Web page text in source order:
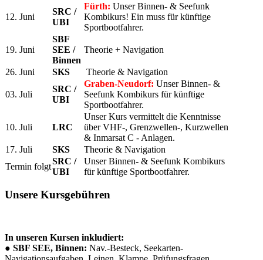
12. Juni
SRC /
UBI
Fürth: Unser Binnen- & Seefunk
Kombikurs! Ein muss für künftige
Sportbootfahrer.
19. Juni
SBF
SEE /
Binnen
Theorie + Navigation
26. Juni SKS Theorie & Navigation
03. Juli
SRC /
UBI
Graben-Neudorf: Unser Binnen- &
Seefunk Kombikurs für künftige
Sportbootfahrer.
10. Juli LRC
Unser Kurs vermittelt die Kenntnisse
über VHF-, Grenzwellen-, Kurzwellen
& Inmarsat C - Anlagen.
17. Juli
SKS
Theorie & Navigation
Termin folgt
SRC /
UBI
Unser Binnen- & Seefunk Kombikurs
für künftige Sportbootfahrer.
Unsere Kursgebühren
In unseren Kursen inkludiert:
● SBF SEE, Binnen: Nav.-Besteck, Seekarten-